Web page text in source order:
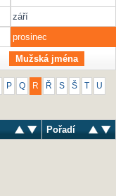
září
prosinec
Mužská jména
P Q R Ř S Š U
Pořadí